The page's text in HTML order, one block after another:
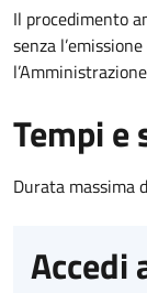
Il procedimento
senza
Tempi e
Durata massima
Accedi